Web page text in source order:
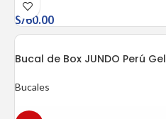
S/60.00
Bucal de Box JUNDO Perú Gel
Bucales